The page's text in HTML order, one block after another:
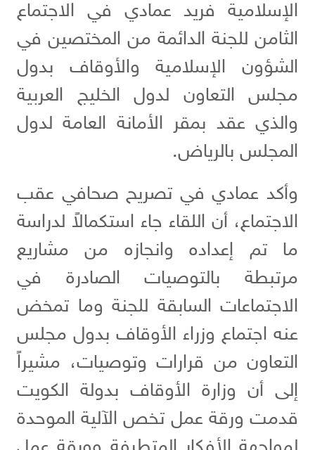
الإسلامية فريد عمادي في الاجتماع
الثامن للجنة الدائمة من المختصين في
الشؤون الإسلامية والأوقاف بدول
مجلس التعاون لدول الخليج العربية
والذي عقد بمقر الأمانة العامة لدول
المجلس بالرياض.
وأكد عمادي في تصريح صحافي عقب
الاجتماع، أن اللقاء جاء استكمالاً لدراسة
ما تم إعداده وانجازه من مشاريع
مرتبطة بالتوصيات الصادرة في
الاجتماعات السابقة للجنة وما تمخض
عنه اجتماع وزراء الأوقاف بدول مجلس
التعاون من قرارات وتوصيات، مشيراً
إلى أن وزارة الأوقاف بدولة الكويت
قدمت ورقة عمل تخص الآلية الموحدة